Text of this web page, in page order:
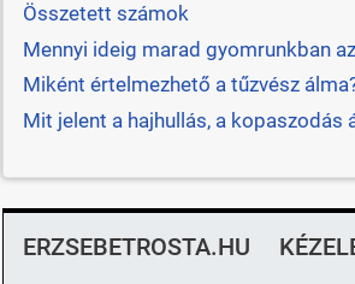
Összetett számok
Mennyi ideig marad gyomrunkban
Miként értelmezhető a tűzvész
Mit jelent a hajhullás, a kopaszodás
ERZSEBETROSTA.HU